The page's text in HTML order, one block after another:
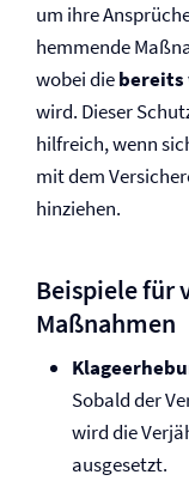
um ihre
hemmende
wobei diebereits
wird. Dieser
hilfreich, wenn
mit dem
hinziehen.
Beispiele für
Maßnahmen
Sobald der
wird die
ausgesetzt.